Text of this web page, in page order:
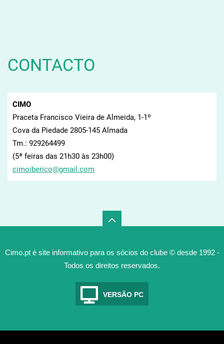
CONTACTO
CIMO
Praceta Francisco Vieira de Almeida, 1-1º
Cova da Piedade 2805-145 Almada
Tm.: 929264499
(5ª feiras das 21h30 às 23h00)
cimoiberico@gmai l.com
Cimo.pt é site informativo para os sócios do clube © desde 1992 -
Todos os direitos reservados.
VERSÃO PC